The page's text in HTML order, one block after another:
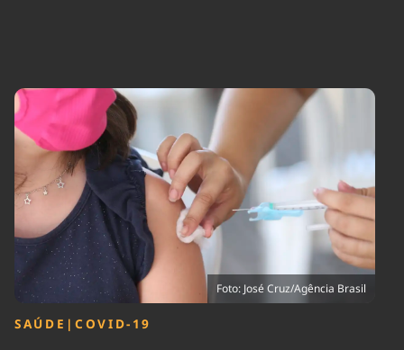
Agronegócios
Brasil
Brasil Mineral
Ciência &
Tecnologia
Cinema
Comportamento
Cultura
Economia
Educação
Infraestrutura
Internacional
Meio Ambiente
Podcast
Política
Saúde
Tempo
Foto: José Cruz/Agência Brasil
SAÚDE | COVID-19